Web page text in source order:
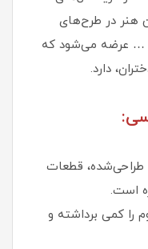
هنر در طرح‌های
و … عرضه می‌شود که
دارد.
طراحی‌شده، قطعات
است.
را کمی برداشته و